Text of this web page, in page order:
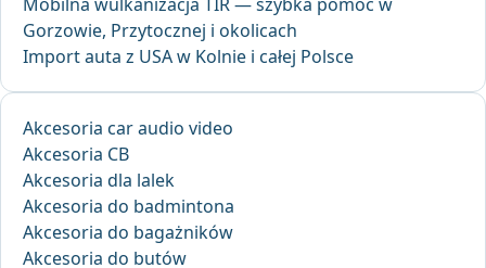
Gorzowie, Przytocznej i okolicach
Import auta z USA w Kolnie i całej Polsce
Akcesoria car audio video
Akcesoria CB
Akcesoria dla lalek
Akcesoria do badmintona
Akcesoria do bagażników
Akcesoria do butów